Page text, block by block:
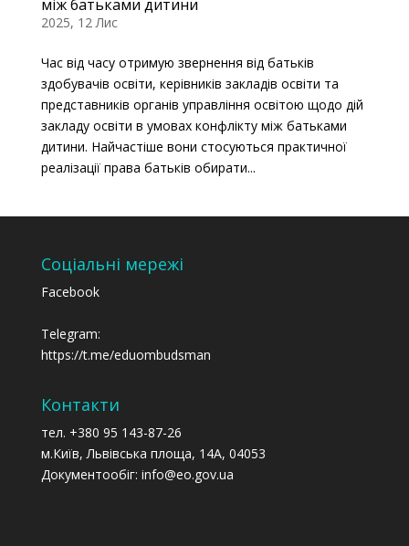
між батьками дитини
2025, 12 Лис
Час від часу отримую звернення від батьків
здобувачів освіти, керівників закладів освіти та
представників органів управління освітою щодо дій
закладу освіти в умовах конфлікту між батьками
дитини. Найчастіше вони стосуються практичної
реалізації права батьків обирати...
Соціальні мережі
Facebook
Telegram:
https://t.me/eduombudsman
Контакти
тел. +380 95 143-87-26
м.Київ, Львівська площа, 14А, 04053
Документообіг: info@eo.gov.ua